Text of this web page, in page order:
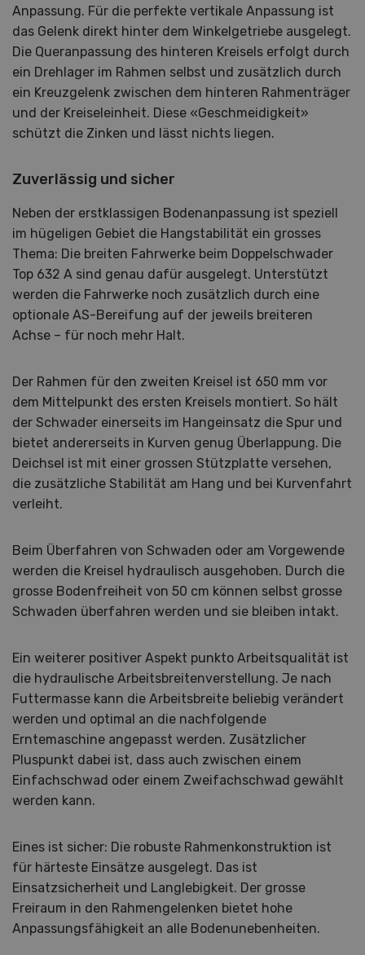
Anpassung. Für die perfekte vertikale Anpassung ist
das Gelenk direkt hinter dem Winkelgetriebe ausgelegt.
Die Queranpassung des hinteren Kreisels erfolgt durch
ein Drehlager im Rahmen selbst und zusätzlich durch
ein Kreuzgelenk zwischen dem hinteren Rahmenträger
und der Kreiseleinheit. Diese «Geschmeidigkeit»
schützt die Zinken und lässt nichts liegen.
Zuverlässig und sicher
Neben der erstklassigen Bodenanpassung ist speziell
im hügeligen Gebiet die Hangstabilität ein grosses
Thema: Die breiten Fahrwerke beim Doppelschwader
Top 632 A sind genau dafür ausgelegt. Unterstützt
werden die Fahrwerke noch zusätzlich durch eine
optionale AS-Bereifung auf der jeweils breiteren
Achse – für noch mehr Halt.
Der Rahmen für den zweiten Kreisel ist 650 mm vor
dem Mittelpunkt des ersten Kreisels montiert. So hält
der Schwader einerseits im Hangeinsatz die Spur und
bietet andererseits in Kurven genug Überlappung. Die
Deichsel ist mit einer grossen Stützplatte versehen,
die zusätzliche Stabilität am Hang und bei Kurvenfahrt
verleiht.
Beim Überfahren von Schwaden oder am Vorgewende
werden die Kreisel hydraulisch ausgehoben. Durch die
grosse Bodenfreiheit von 50 cm können selbst grosse
Schwaden überfahren werden und sie bleiben intakt.
Ein weiterer positiver Aspekt punkto Arbeitsqualität ist
die hydraulische Arbeitsbreitenverstellung. Je nach
Futtermasse kann die Arbeitsbreite beliebig verändert
werden und optimal an die nachfolgende
Erntemaschine angepasst werden. Zusätzlicher
Pluspunkt dabei ist, dass auch zwischen einem
Einfachschwad oder einem Zweifachschwad gewählt
werden kann.
Eines ist sicher: Die robuste Rahmenkonstruktion ist
für härteste Einsätze ausgelegt. Das ist
Einsatzsicherheit und Langlebigkeit. Der grosse
Freiraum in den Rahmengelenken bietet hohe
Anpassungsfähigkeit an alle Boden­unebenheiten.